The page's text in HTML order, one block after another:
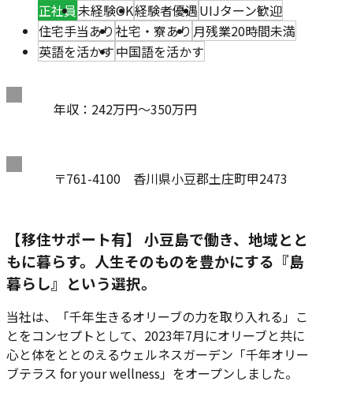
正社員未経験OK経験者優遇UIJターン歓迎
住宅手当あり 社宅・寮あり 月残業20時間未満
英語を活かす中国語を活かす
給
年収：242万円～350万円
住
〒761-4100 香川県小豆郡土庄町甲2473
【移住サポート有】 小豆島で働き、地域とと
もに暮らす。人生そのものを豊かにする『島
暮らし』という選択。
当社は、「千年生きるオリーブの力を取り入れる」こ
とをコンセプトとして、2023年7月にオリーブと共に
心と体をととのえるウェルネスガーデン「千年オリー
ブテラス for your wellness」をオープンしました。